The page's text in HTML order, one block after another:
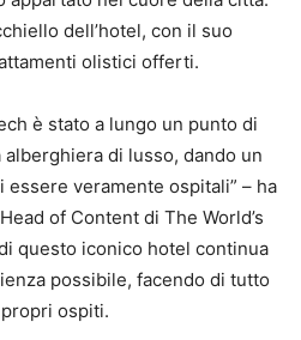
dell’hotel, con il suo
olistici offerti.
è stato a lungo un punto di
di lusso, dando un
veramente ospitali” – ha
of Content di The World’s
questo iconico hotel continua
possibile, facendo di tutto
ospiti.